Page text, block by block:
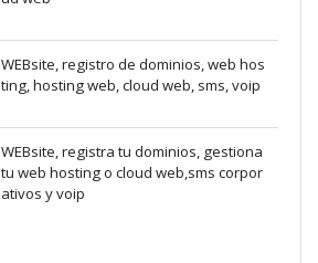
WEBsite, registro de dominios, web hos
ting, hosting web, cloud web, sms, voip
WEBsite, registra tu dominios, gestiona
tu web hosting o cloud web,sms corpor
ativos y voip